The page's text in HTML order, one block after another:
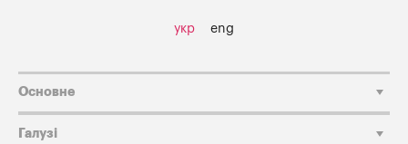
укр eng
Основне
Галузі